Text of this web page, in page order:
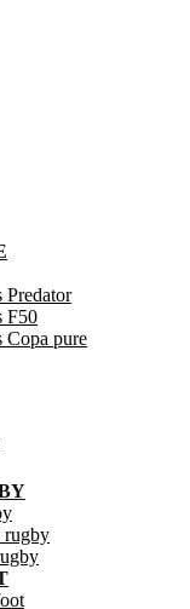
Predator
F50
Copa pure
rugby